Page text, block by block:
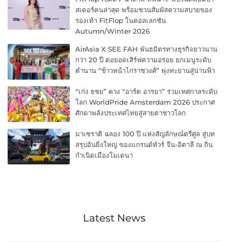
สเดอร์คนล่าสุด พร้อมชวนสัมผัสความสบายของ
รองเท้า FitFlop ในคอลเลกชัน
Autumn/Winter 2026
AirAsia X SEE FAH พันธมิตรทางธุรกิจยาวนาน
กว่า 20 ปี ต่อยอดเสิร์ฟความอร่อย ยกเมนูระดับ
ตำนาน “ข้าวหน้าไก่ราชวงศ์” พุ่งทะยานสู่น่านฟ้า
“เก่ง ธชย” ควง “อาร์ต อารยา” ร่วมเทศกาลระดับ
โลก WorldPride Amsterdam 2026 ประกาศ
ศักดาพลังประเทศไทยสู่สายตาชาวโลก
มาเซราติ ฉลอง 100 ปี แห่งสัญลักษณ์ตรีศูล สู่บท
สรุปอันยิ่งใหญ่ ของแกรนด์ทัวร์ จีน-อิตาลี ณ ถิ่น
กำเนิดเมืองโมเดนา
Latest News